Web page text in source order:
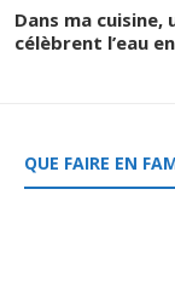
Dans ma cuisine,
célèbrent l’eau
QUE FAIRE EN